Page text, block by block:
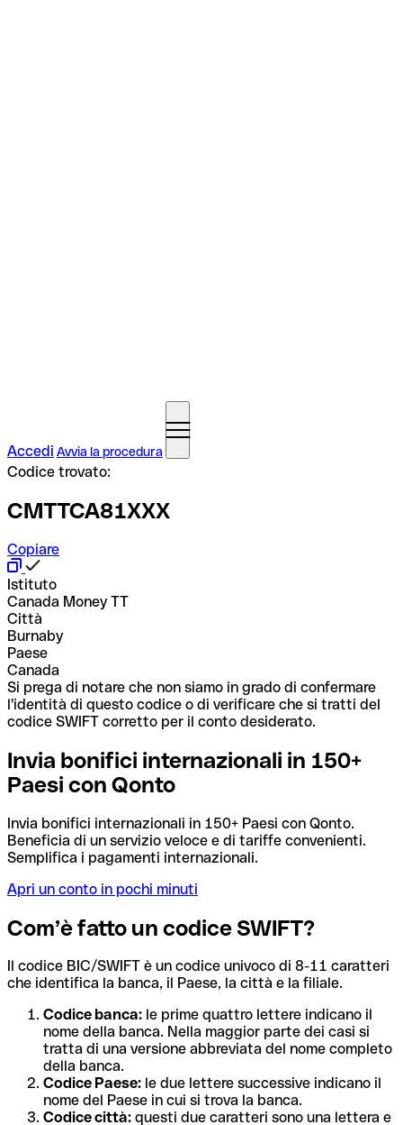
Accedi Avvia la procedura
Codice trovato:
CMTTCA81XXX
Copiare
Istituto
Canada Money TT
Città
Burnaby
Paese
Canada
Si prega di notare che non siamo in grado di confermare
l'identità di questo codice o di verificare che si tratti del
codice SWIFT corretto per il conto desiderato.
Invia bonifici internazionali in 150+
Paesi con Qonto
Invia bonifici internazionali in 150+ Paesi con Qonto.
Beneficia di un servizio veloce e di tariffe convenienti.
Semplifica i pagamenti internazionali.
Apri un conto in pochi minuti
Com’è fatto un codice SWIFT?
Il codice BIC/SWIFT è un codice univoco di 8-11 caratteri
che identifica la banca, il Paese, la città e la filiale.
Codice banca: le prime quattro lettere indicano il
nome della banca. Nella maggior parte dei casi si
tratta di una versione abbreviata del nome completo
della banca.
Codice Paese: le due lettere successive indicano il
nome del Paese in cui si trova la banca.
Codice città: questi due caratteri sono una lettera e